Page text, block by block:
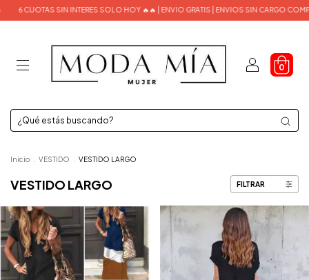
SIN INTERES SOLO HOY 🔥🔥 | ENVIO GRATIS | ENVIOS SIN CARGO COMPRA MAYOR A
0
Inicio VESTIDO VESTIDO LARGO
VESTIDO LARGO FILTRAR